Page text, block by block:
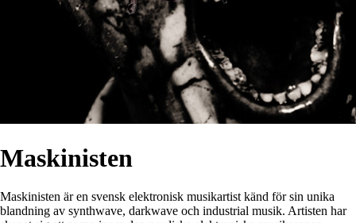
Maskinisten
Maskinisten är en svensk elektronisk musikartist känd för sin unika
blandning av synthwave, darkwave och industrial musik. Artisten har